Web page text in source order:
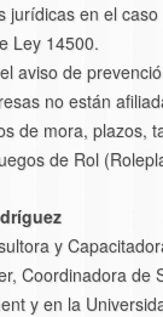
jurídicas en el
Ley 14500.
aviso de
no están
de mora, plazos,
de Rol
y
Coordinadora de
y en la